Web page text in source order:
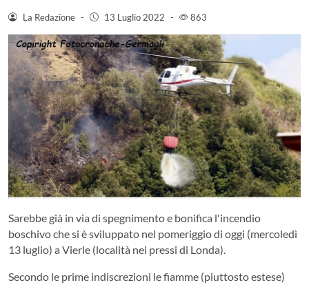
La Redazione - 13 Luglio 2022 - 863
Sarebbe già in via di spegnimento e bonifica l'incendio
boschivo che si è sviluppato nel pomeriggio di oggi (mercoledì
13 luglio) a Vierle (località nei pressi di Londa).
Secondo le prime indiscrezioni le fiamme (piuttosto estese)